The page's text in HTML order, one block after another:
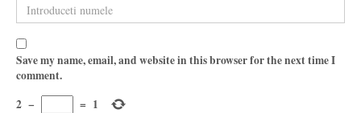
Save my name, email, and website in this browser for the next time I
comment.
2 − = 1